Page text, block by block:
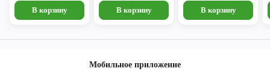
В корзину В корзину В корзину
Мобильное приложение